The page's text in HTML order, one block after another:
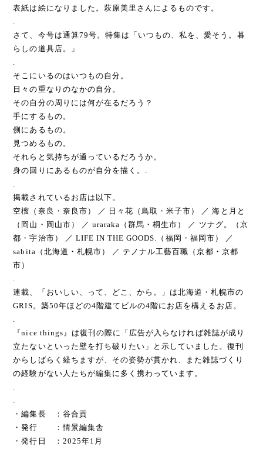
表紙は絵になりました。萩原美里さんによるものです。
.
さて、今号は通算79号。特集は「いつもの、私を、愛そう。暮
らしの道具店。」
.
そこにいるのはいつもの自分。
日々の重なりのなかの自分。
その自分の周りには何が在るだろう？
手にするもの。
側にあるもの。
見つめるもの。
それらと気持ちが通っているだろうか。
身の回りにあるものが自分を描く。.
.
掲載されているお店は以下。
空櫁（奈良・奈良市） ／ 日々花（鳥取・米子市） ／ 海と月と
（岡山・岡山市） ／ uraraka（群馬・桐生市） ／ ツナグ。（京
都・宇治市） ／ LIFE IN THE GOODS.（福岡・福岡市） ／
sabita（北海道・札幌市） ／ テノナル工藝百職（京都・京都
市）
.
連載、「おいしい、って、どこ、から。」は北海道・札幌市の
GRIS。築50年ほどの4階建てビルの4階にお店を構えるお店。
.
『nice things』は復刊の際に「広告が入らなければ雑誌が成り
立たないといった壁を打ち破りたい」と示していました。復刊
からしばらく経ちますが、その姿勢が貫かれ、また雑誌づくり
の経験がない人たちが編集に多く携わっています。
.
.
・編集長 ：谷合貢
・発行 ：情景編集舎
・発行日 ：2025年1月